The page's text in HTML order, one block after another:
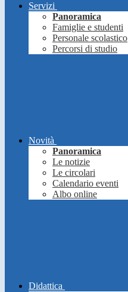
Servizi
Panoramica
Famiglie e studenti
Personale scolastico
Percorsi di studio
Novità
Panoramica
Le notizie
Le circolari
Calendario eventi
Albo online
Didattica